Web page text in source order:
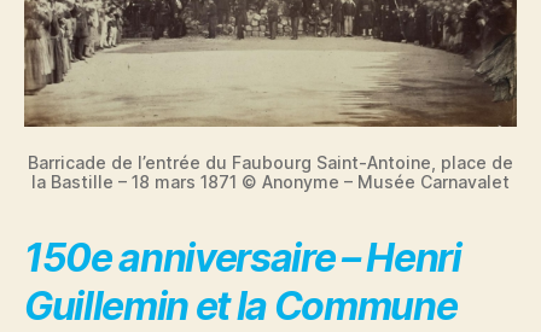
Barricade de l’entrée du Faubourg Saint-Antoine, place de
la Bastille – 18 mars 1871 © Anonyme – Musée Carnavalet
150e anniversaire – Henri
Guillemin et la Commune